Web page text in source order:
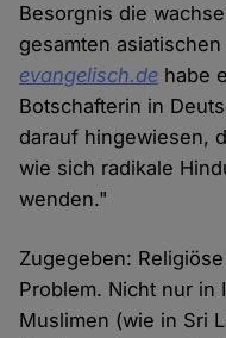
Besorgnis die
gesamten
evangelisch.de habe
Botschafterin in
darauf hingewiesen,
wie sich radikale
wenden."
Zugegeben:
Problem. Nicht nur in
Muslimen (wie in Sri